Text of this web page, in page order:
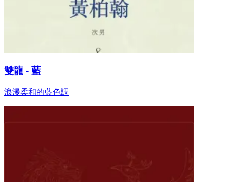
雙龍 - 藍
浪漫柔和的藍色調